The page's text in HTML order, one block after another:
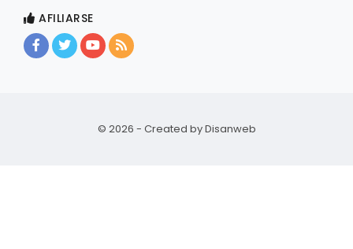
AFILIARSE
© 2026 - Created byDisanweb